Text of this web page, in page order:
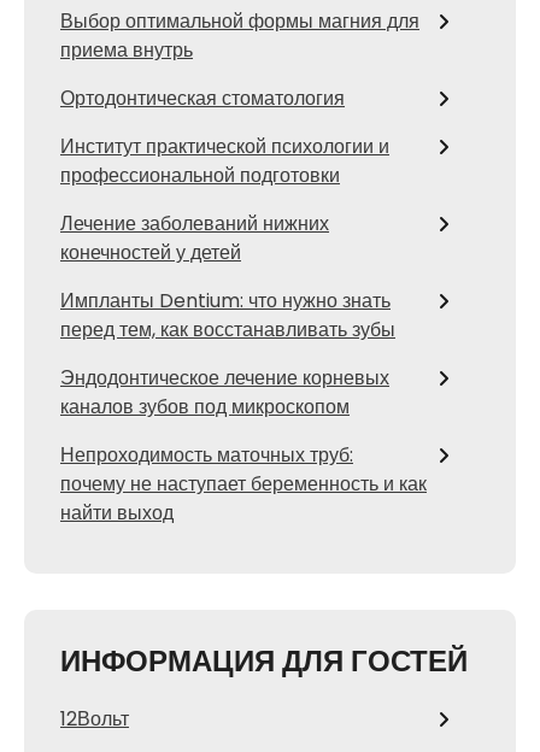
Выбор оптимальной формы магния для
приема внутрь
Ортодонтическая стоматология
Институт практической психологии и
профессиональной подготовки
Лечение заболеваний нижних
конечностей у детей
Импланты Dentium: что нужно знать
перед тем, как восстанавливать зубы
Эндодонтическое лечение корневых
каналов зубов под микроскопом
Непроходимость маточных труб:
почему не наступает беременность и как
найти выход
ИНФОРМАЦИЯ ДЛЯ ГОСТЕЙ
12Вольт